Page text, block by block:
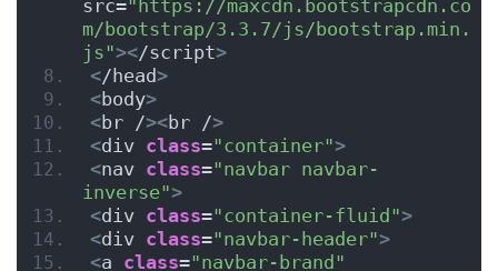
src="https://maxcdn.bootstrapcdn.co
m/bootstrap/3.3.7/js/bootstrap.min.
js"></script>
</head>
<body>
<br /><br />
<div class="container">
<nav class="navbar navbar-
inverse">
<div class="container-fluid">
<div class="navbar-header">
<a class="navbar-brand"